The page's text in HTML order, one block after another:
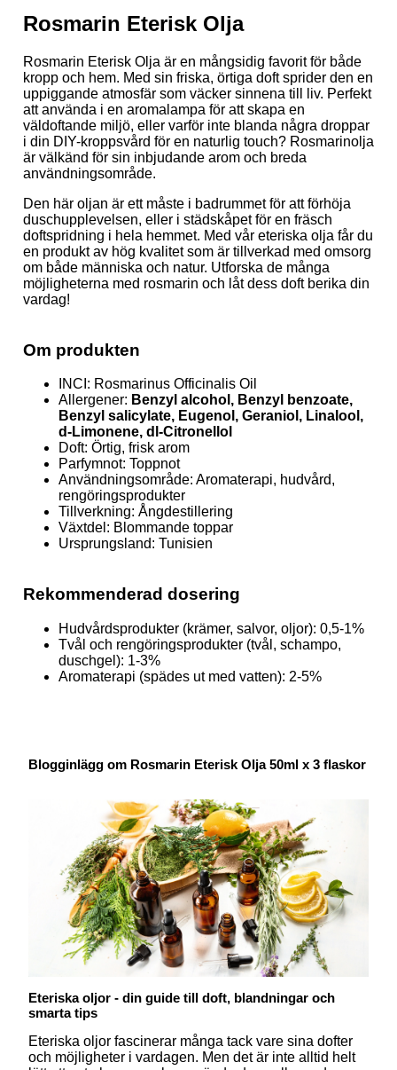
Rosmarin Eterisk Olja
Rosmarin Eterisk Olja är en mångsidig favorit för både
kropp och hem. Med sin friska, örtiga doft sprider den en
uppiggande atmosfär som väcker sinnena till liv. Perfekt
att använda i en aromalampa för att skapa en
väldoftande miljö, eller varför inte blanda några droppar
i din DIY-kroppsvård för en naturlig touch? Rosmarinolja
är välkänd för sin inbjudande arom och breda
användningsområde.
Den här oljan är ett måste i badrummet för att förhöja
duschupplevelsen, eller i städskåpet för en fräsch
doftspridning i hela hemmet. Med vår eteriska olja får du
en produkt av hög kvalitet som är tillverkad med omsorg
om både människa och natur. Utforska de många
möjligheterna med rosmarin och låt dess doft berika din
vardag!
Om produkten
INCI: Rosmarinus Officinalis Oil
Allergener: Benzyl alcohol, Benzyl benzoate,
Benzyl salicylate, Eugenol, Geraniol, Linalool,
d-Limonene, dl-Citronellol
Doft: Örtig, frisk arom
Parfymnot: Toppnot
Användningsområde: Aromaterapi, hudvård,
rengöringsprodukter
Tillverkning: Ångdestillering
Växtdel: Blommande toppar
Ursprungsland: Tunisien
Rekommenderad dosering
Hudvårdsprodukter (krämer, salvor, oljor): 0,5-1%
Tvål och rengöringsprodukter (tvål, schampo,
duschgel): 1-3%
Aromaterapi (spädes ut med vatten): 2-5%
Blogginlägg om Rosmarin Eterisk Olja 50ml x 3 flaskor
Eteriska oljor - din guide till doft, blandningar och
smarta tips
Eteriska oljor fascinerar många tack vare sina dofter
och möjligheter i vardagen. Men det är inte alltid helt